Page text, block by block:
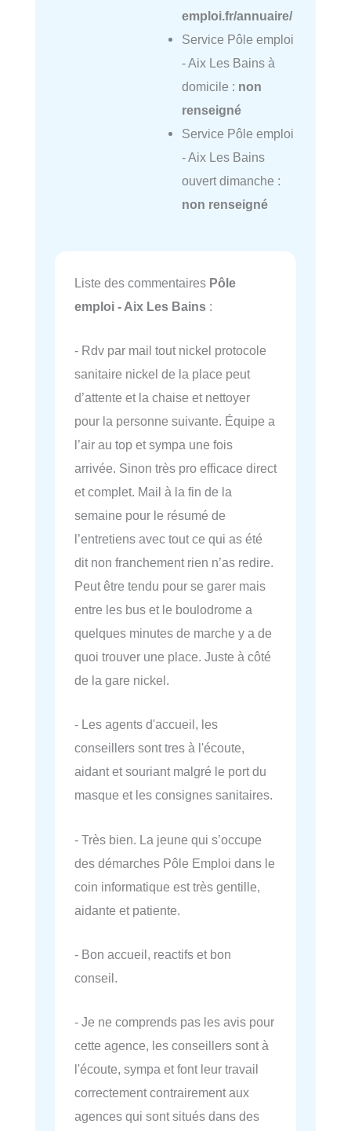
emploi.fr/annuaire/
Service Pôle emploi
- Aix Les Bains à
domicile : non
renseigné
Service Pôle emploi
- Aix Les Bains
ouvert dimanche :
non renseigné
Liste des commentaires Pôle
emploi - Aix Les Bains :
- Rdv par mail tout nickel protocole
sanitaire nickel de la place peut
d’attente et la chaise et nettoyer
pour la personne suivante. Équipe a
l’air au top et sympa une fois
arrivée. Sinon très pro efficace direct
et complet. Mail à la fin de la
semaine pour le résumé de
l’entretiens avec tout ce qui as été
dit non franchement rien n’as redire.
Peut être tendu pour se garer mais
entre les bus et le boulodrome a
quelques minutes de marche y a de
quoi trouver une place. Juste à côté
de la gare nickel.
- Les agents d'accueil, les
conseillers sont tres à l'écoute,
aidant et souriant malgré le port du
masque et les consignes sanitaires.
- Très bien. La jeune qui s’occupe
des démarches Pôle Emploi dans le
coin informatique est très gentille,
aidante et patiente.
- Bon accueil, reactifs et bon
conseil.
- Je ne comprends pas les avis pour
cette agence, les conseillers sont à
l'écoute, sympa et font leur travail
correctement contrairement aux
agences qui sont situés dans des